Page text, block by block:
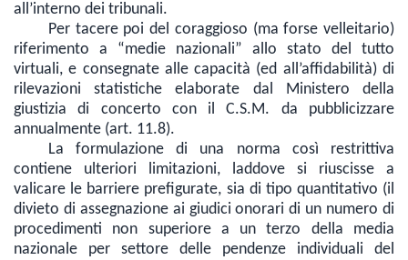
all’interno dei tribunali.
Per tacere poi del coraggioso (ma forse velleitario)
riferimento a “medie nazionali” allo stato del tutto
virtuali, e consegnate alle capacità (ed all’affidabilità) di
rilevazioni statistiche elaborate dal Ministero della
giustizia di concerto con il C.S.M. da pubblicizzare
annualmente (art. 11.8).
La formulazione di una norma così restrittiva
contiene ulteriori limitazioni, laddove si riuscisse a
valicare le barriere prefigurate, sia di tipo quantitativo (il
divieto di assegnazione ai giudici onorari di un numero di
procedimenti non superiore a un terzo della media
nazionale per settore delle pendenze individuali del